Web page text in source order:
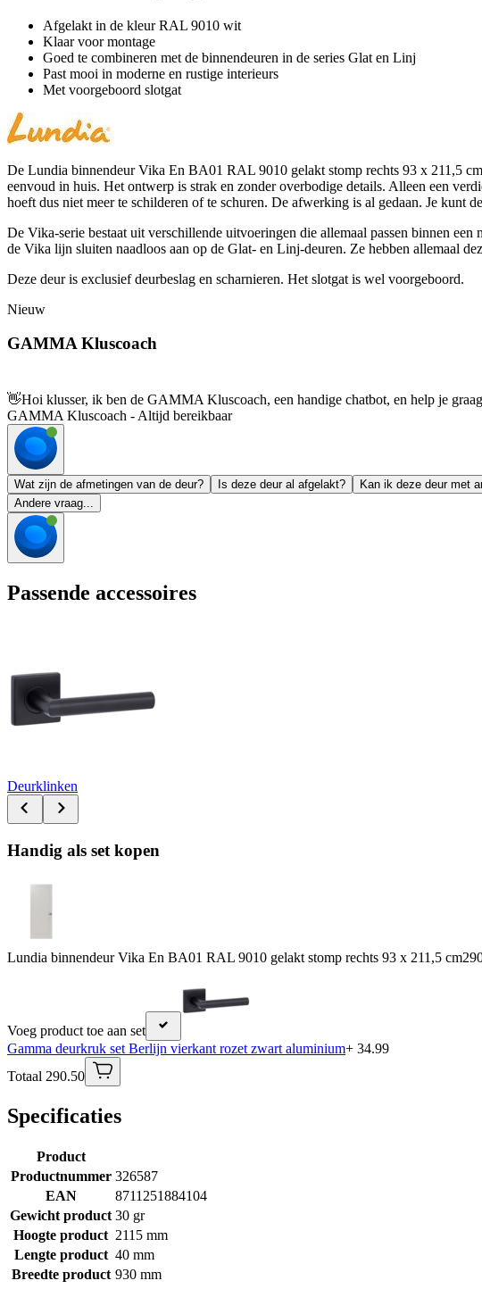
Afgelakt in de kleur RAL 9010 wit
Klaar voor montage
Goed te combineren met de binnendeuren in de series Glat en Linj
Past mooi in moderne en rustige interieurs
Met voorgeboord slotgat
De Lundia binnendeur Vika En BA01 RAL 9010 gelakt stomp rechts 93 x 211,5
eenvoud in huis. Het ontwerp is strak en zonder overbodige details. Alleen een
hoeft dus niet meer te schilderen of te schuren. De afwerking is al gedaan. Je kunt
De Vika-serie bestaat uit verschillende uitvoeringen die allemaal passen binnen
de Vika lijn sluiten naadloos aan op de Glat- en Linj-deuren. Ze hebben allemaal
Deze deur is exclusief deurbeslag en scharnieren. Het slotgat is wel voorgeboord.
Nieuw
GAMMA Kluscoach
👋Hoi klusser, ik ben de GAMMA Kluscoach, een handige chatbot, en help je
GAMMA Kluscoach - Altijd bereikbaar
Wat zijn de afmetingen van de deur? Is deze deur al afgelakt? Kan ik deze deur met
Andere vraag...
Passende accessoires
Deurklinken
Handig als set kopen
Lundia binnendeur Vika En BA01 RAL 9010 gelakt stomp rechts 93 x 211,5 cm
Voeg product toe aan set
Gamma deurkruk set Berlijn vierkant rozet zwart aluminium+ 34.99
Totaal 290.50
Specificaties
Product
Productnummer 326587
EAN
8711251884104
Gewicht product 30 gr
Hoogte product 2115 mm
Lengte product 40 mm
Breedte product 930 mm